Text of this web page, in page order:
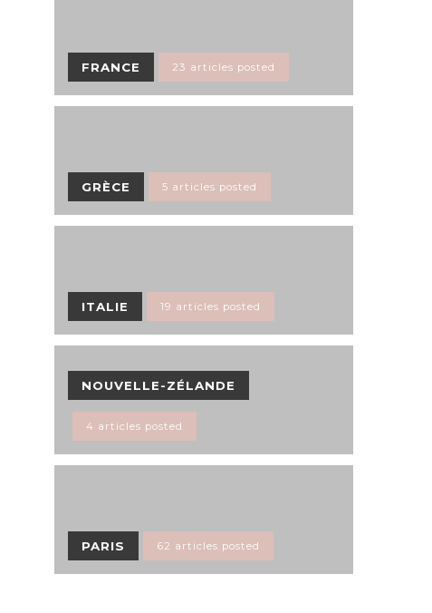
FRANCE 23 articles posted
GRÈCE 5 articles posted
ITALIE 19 articles posted
NOUVELLE-ZÉLANDE
4 articles posted
PARIS 62 articles posted